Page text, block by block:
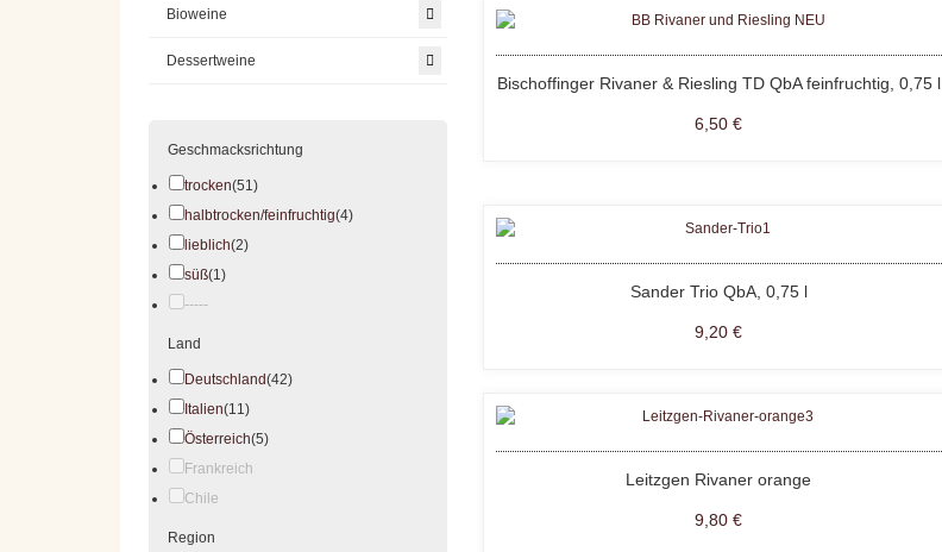
Bischoffinger Rivaner & Riesling TD QbA feinfruchtig, 0,75 l
6,50 €
Sander Trio QbA, 0,75 l
9,20 €
Leitzgen Rivaner orange
9,80 €
Bioweine
Dessertweine
Geschmacksrichtung
trocken(51)
halbtrocken/feinfruchtig(4)
lieblich(2)
süß(1)
-----
Land
Deutschland(42)
Italien(11)
Österreich(5)
Frankreich
Chile
Region